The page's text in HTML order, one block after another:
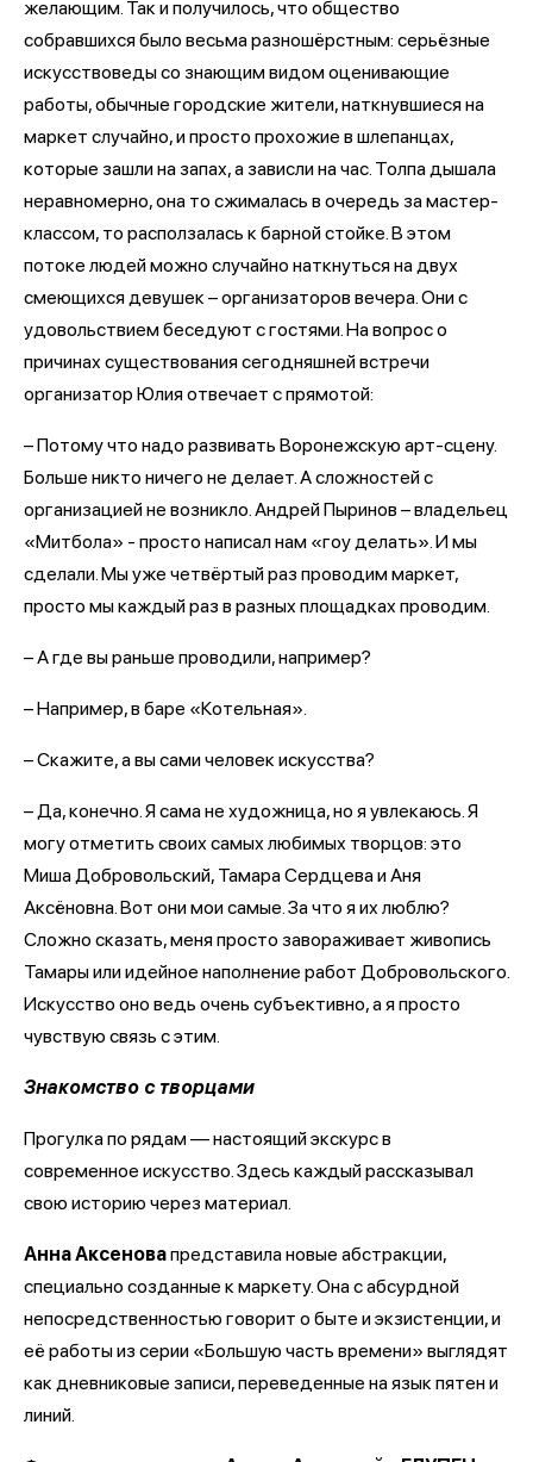
желающим. Так и получилось, что общество
собравшихся было весьма разношёрстным: серьёзные
искусствоведы со знающим видом оценивающие
работы, обычные городские жители, наткнувшиеся на
маркет случайно, и просто прохожие в шлепанцах,
которые зашли на запах, а зависли на час. Толпа дышала
неравномерно, она то сжималась в очередь за мастер-
классом, то расползалась к барной стойке. В этом
потоке людей можно случайно наткнуться на двух
смеющихся девушек – организаторов вечера. Они с
удовольствием беседуют с гостями. На вопрос о
причинах существования сегодняшней встречи
организатор Юлия отвечает с прямотой:
– Потому что надо развивать Воронежскую арт-сцену.
Больше никто ничего не делает. А сложностей с
организацией не возникло. Андрей Пыринов – владельец
«Митбола» - просто написал нам «гоу делать». И мы
сделали. Мы уже четвёртый раз проводим маркет,
просто мы каждый раз в разных площадках проводим.
– А где вы раньше проводили, например?
– Например, в баре «Котельная».
– Скажите, а вы сами человек искусства?
– Да, конечно. Я сама не художница, но я увлекаюсь. Я
могу отметить своих самых любимых творцов: это
Миша Добровольский, Тамара Сердцева и Аня
Аксёновна. Вот они мои самые. За что я их люблю?
Сложно сказать, меня просто завораживает живопись
Тамары или идейное наполнение работ Добровольского.
Искусство оно ведь очень субъективно, а я просто
чувствую связь с этим.
Знакомство с творцами
Прогулка по рядам — настоящий экскурс в
современное искусство. Здесь каждый рассказывал
свою историю через материал.
Анна Аксеновапредставила новые абстракции,
специально созданные к маркету. Она с абсурдной
непосредственностью говорит о быте и экзистенции, и
её работы из серии «Большую часть времени» выглядят
как дневниковые записи, переведенные на язык пятен и
линий.